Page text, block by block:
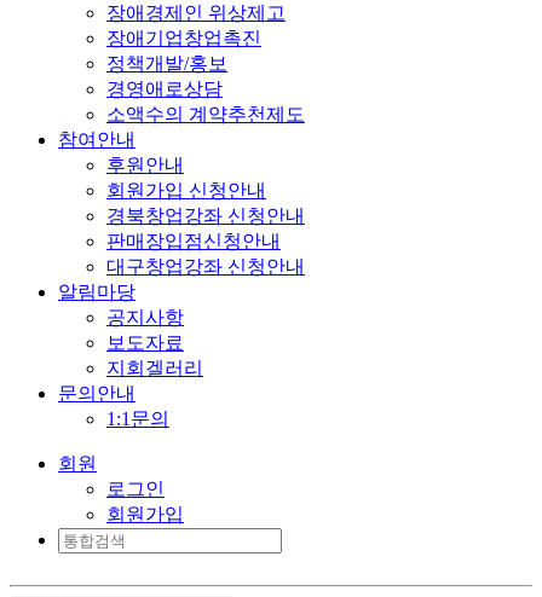
장애경제인 위상제고
장애기업창업촉진
정책개발/홍보
경영애로상담
소액수의 계약추천제도
참여안내
후원안내
회원가입 신청안내
경북창업강좌 신청안내
판매장입점신청안내
대구창업강좌 신청안내
알림마당
공지사항
보도자료
지회겔러리
문의안내
1:1문의
회원
로그인
회원가입